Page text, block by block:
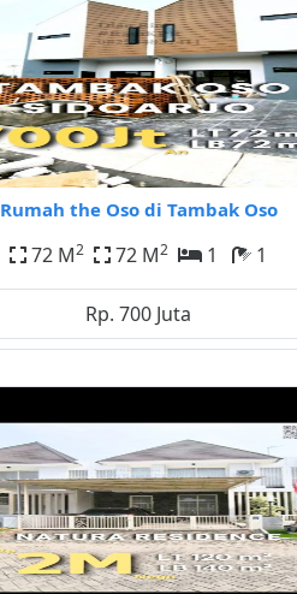
Rumah the Oso di Tambak Oso
72 M2 72 M2 1 1
Rp. 700 Juta